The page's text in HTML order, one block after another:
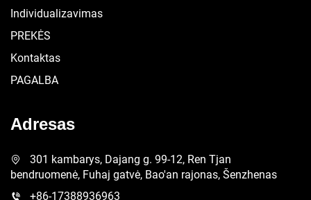
Individualizavimas
PREKĖS
Kontaktas
PAGALBA
Adresas
301 kambarys, Dajang g. 99-12, Ren Tjan
bendruomenė, Fuhaj gatvė, Bao'an rajonas, Šenzhenas
+86-17388936963